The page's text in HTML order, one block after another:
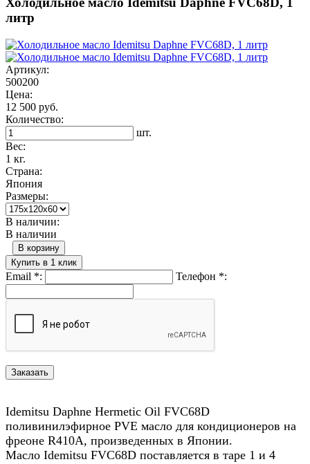
литр
Артикул:
500200
Цена:
12 500 руб.
Количество:
шт.
Вес:
1 кг.
Страна:
Япония
Размеры:
В наличии:
В наличии
В корзину
Купить в 1 клик
Email *: Телефон *:
Idemitsu Daphne Hermetic Oil FVC68D
поливинилэфирное PVE масло для кондиционеров на
фреоне R410A, произведенных в Японии.
Масло Idemitsu FVC68D поставляется в таре 1 и 4